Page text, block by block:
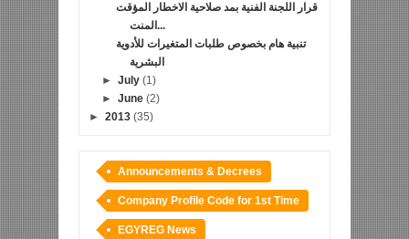
قرار اللجنة الفنية بمد صلاحية الاخطار المؤقت
المنت...
تنبية هام بخصوص طلبات المتغيرات للأدوية
البشرية
►July(1)
►June(2)
► 2013 (35)
Announcements & Decrees
Company Profile Code for 1st Time
EGYREG News